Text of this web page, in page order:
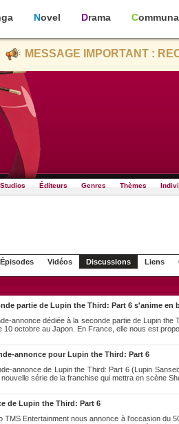
Novel Drama
MESSAGE IMPORTANT :
Studios Éditeurs Genres Thèmes
Épisodes Vidéos Discussions Liens
partie de Lupin the Third: Part 6 s'anime en
annonce dédiée à la seconde partie de Lupin
10 octobre au Japon. En France, elle nous est
annonce pour Lupin the Third: Part 6
annonce de Lupin the Third: Part 6 (Lupin
série de la franchise qui mettra en scène
de Lupin the Third: Part 6
TMS Entertainment nous annonce à l'occasion du